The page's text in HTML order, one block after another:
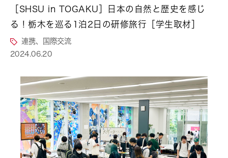
［SHSU in TOGAKU］日本の自然と歴史を感じ
る！栃木を巡る1泊2日の研修旅行［学生取材］
連携、国際交流
2024.06.20